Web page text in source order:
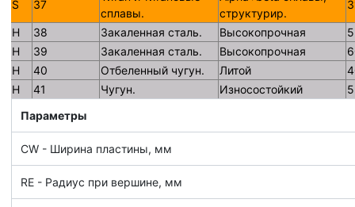
S 37
сплавы.
структурир.
H 38 Закаленная сталь. Высокопрочная
H
39 Закаленная сталь. Высокопрочная
H
40 Отбеленный чугун. Литой
H
41 Чугун. Износостойкий
Параметры
CW - Ширина пластины, мм
RE - Радиус при вершине, мм